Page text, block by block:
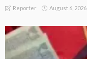
Reporter August 6, 2026